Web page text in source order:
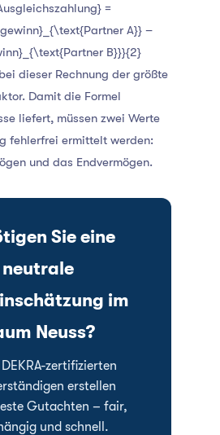
=
A}} –
B}}}{2}
dieser Rechnung der größte
Damit die Formel
liefert, müssen zwei Werte
fehlerfrei ermittelt werden:
und das Endvermögen.
Sie eine
neutrale
im
Neuss?
DEKRA-zertifizierten
erstellen
Gutachten – fair,
und schnell.